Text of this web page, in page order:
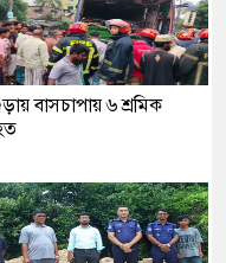
বাসচাপায় ৬ শ্রমিক